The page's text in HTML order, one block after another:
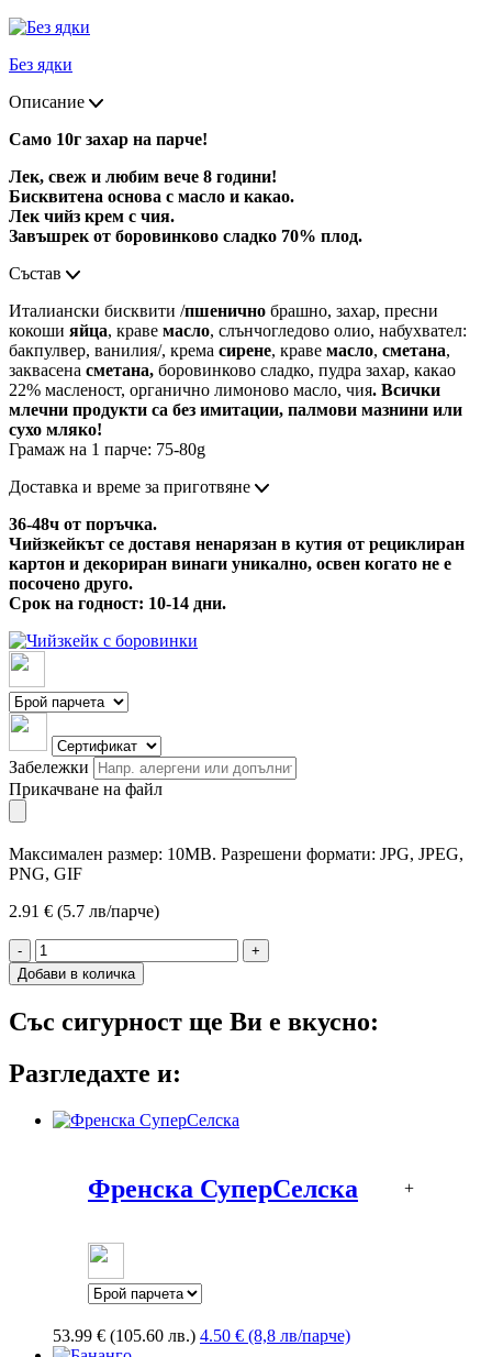
Без ядки
Описание
Само 10г захар на парче!
Лек, свеж и любим вече 8 години!
Бисквитена основа с масло и какао.
Лек чийз крем с чия.
Завъшрек от боровинково сладко 70% плод.
Състав
Италиански бисквити /пшенично брашно, захар, пресни
кокоши яйца, краве масло, слънчогледово олио, набухвател:
бакпулвер, ванилия/, крема сирене, краве масло, сметана,
заквасена сметана, боровинково сладко, пудра захар, какао
22% масленост, органично лимоново масло, чия. Всички
млечни продукти са без имитации, палмови мазнини или
сухо мляко!
Грамаж на 1 парче: 75-80g
Доставка и време за приготвяне
36-48ч от поръчка.
Чийзкейкът се доставя ненарязан в кутия от рециклиран
картон и декориран винаги уникално, освен когато не е
посочено друго.
Срок на годност: 10-14 дни.
Забележки
Прикачване на файл
Максимален размер: 10MB. Разрешени формати: JPG, JPEG,
PNG, GIF
2.91 € (5.7 лв/парче)
-
+
Добави в количка
Със сигурност ще Ви е вкусно:
Разгледахте и:
Френска СуперСелска +
53.99 € (105.60 лв.) 4.50 € (8,8 лв/парче)